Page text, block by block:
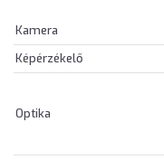
Kamera
Képérzékelő
Optika